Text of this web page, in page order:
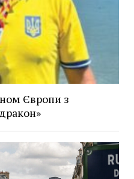
Європи з